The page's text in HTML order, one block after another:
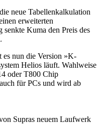
neue Tabellenkalkulation
erweiterten
Kuma den Preis des
es nun die Version »K-
Helios läuft. Wahlweise
oder T800 Chip
für PCs und wird ab
Supras neuem Laufwerk